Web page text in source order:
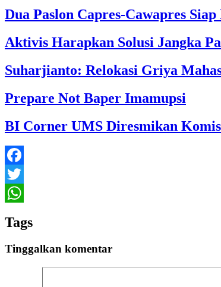
Dua Paslon Capres-Cawapres
Aktivis Harapkan Solusi Jangka
Suharjianto: Relokasi Griya
Prepare Not Baper Imamupsi
BI Corner UMS Diresmikan
Facebook
Twitter
Tags
Tinggalkan komentar